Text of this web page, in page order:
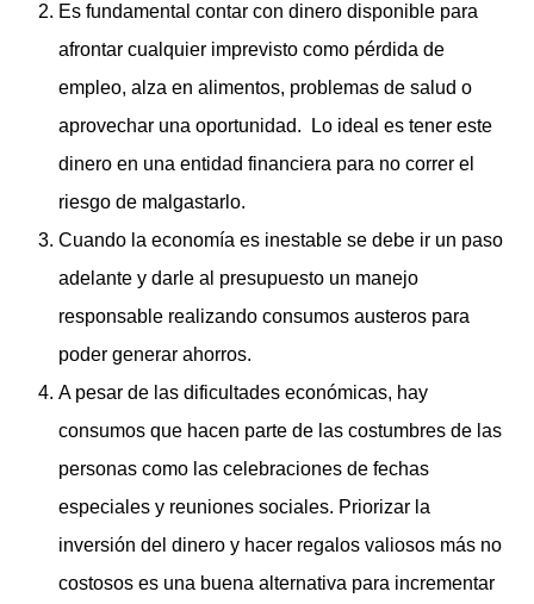
Es fundamental contar con dinero disponible para
afrontar cualquier imprevisto como pérdida de
empleo, alza en alimentos, problemas de salud o
aprovechar una oportunidad. Lo ideal es tener este
dinero en una entidad financiera para no correr el
riesgo de malgastarlo.
Cuando la economía es inestable se debe ir un paso
adelante y darle al presupuesto un manejo
responsable realizando consumos austeros para
poder generar ahorros.
A pesar de las dificultades económicas, hay
consumos que hacen parte de las costumbres de las
personas como las celebraciones de fechas
especiales y reuniones sociales. Priorizar la
inversión del dinero y hacer regalos valiosos más no
costosos es una buena alternativa para incrementar